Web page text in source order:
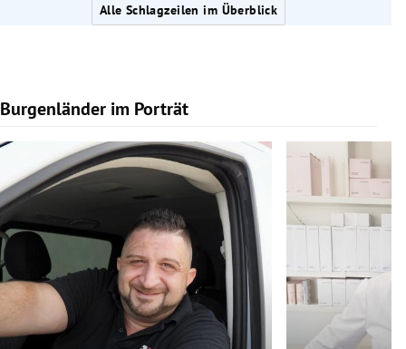
Alle Schlagzeilen im Überblick
Burgenländer im Porträt
Slide 1 von 9